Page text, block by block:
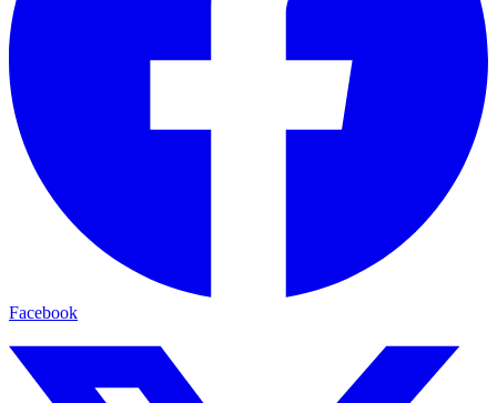
Facebook